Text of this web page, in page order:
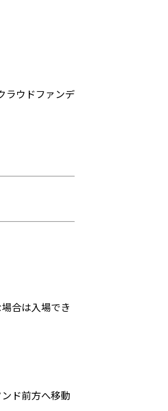
ラウドファンデ
合は入場でき
ド前方へ移動